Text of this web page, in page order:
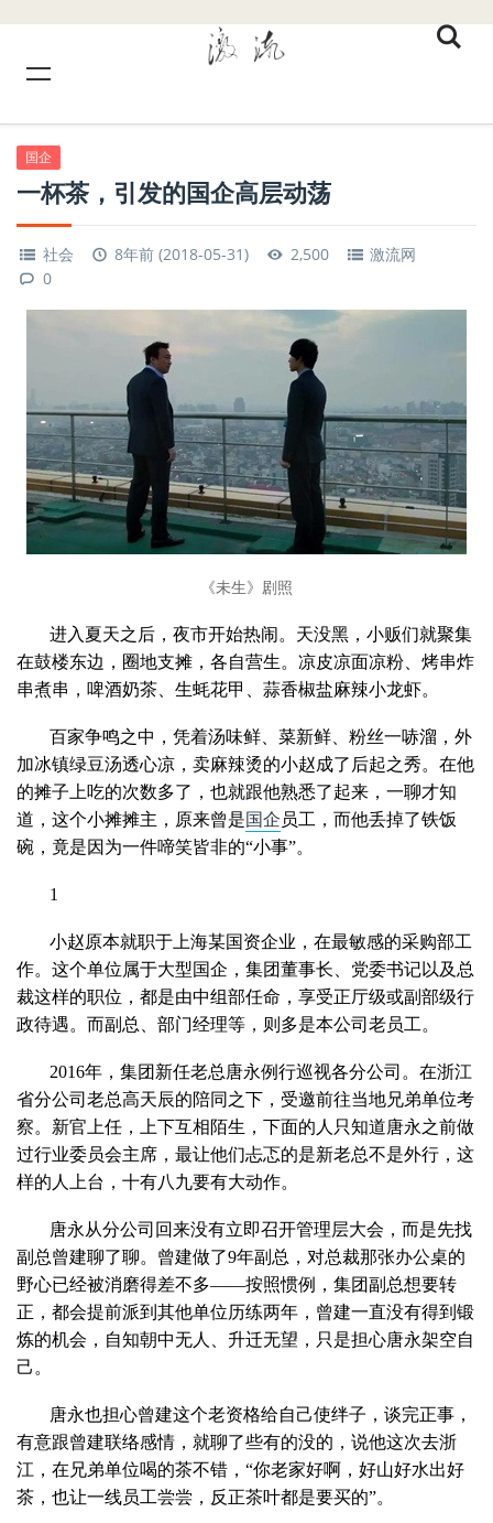
国企
一杯茶，引发的国企高层动荡
社会 8年前 (2018-05-31) 2,500
激流网
0
《未生》剧照
进入夏天之后，夜市开始热闹。天没黑，小贩们就聚集
在鼓楼东边，圈地支摊，各自营生。凉皮凉面凉粉、烤串炸
串煮串，啤酒奶茶、生蚝花甲、蒜香椒盐麻辣小龙虾。
百家争鸣之中，凭着汤味鲜、菜新鲜、粉丝一哧溜，外
加冰镇绿豆汤透心凉，卖麻辣烫的小赵成了后起之秀。在他
的摊子上吃的次数多了，也就跟他熟悉了起来，一聊才知
道，这个小摊摊主，原来曾是国企 员工，而他丢掉了铁饭
碗，竟是因为一件啼笑皆非的“小事”。
1
小赵原本就职于上海某国资企业，在最敏感的采购部工
作。这个单位属于大型国企，集团董事长、党委书记以及总
裁这样的职位，都是由中组部任命，享受正厅级或副部级行
政待遇。而副总、部门经理等，则多是本公司老员工。
2016年，集团新任老总唐永例行巡视各分公司。在浙江
省分公司老总高天辰的陪同之下，受邀前往当地兄弟单位考
察。新官上任，上下互相陌生，下面的人只知道唐永之前做
过行业委员会主席，最让他们忐忑的是新老总不是外行，这
样的人上台，十有八九要有大动作。
唐永从分公司回来没有立即召开管理层大会，而是先找
副总曾建聊了聊。曾建做了9年副总，对总裁那张办公桌的
野心已经被消磨得差不多——按照惯例，集团副总想要转
正，都会提前派到其他单位历练两年，曾建一直没有得到锻
炼的机会，自知朝中无人、升迁无望，只是担心唐永架空自
己。
唐永也担心曾建这个老资格给自己使绊子，谈完正事，
有意跟曾建联络感情，就聊了些有的没的，说他这次去浙
江，在兄弟单位喝的茶不错，“你老家好啊，好山好水出好
茶，也让一线员工尝尝，反正茶叶都是要买的”。